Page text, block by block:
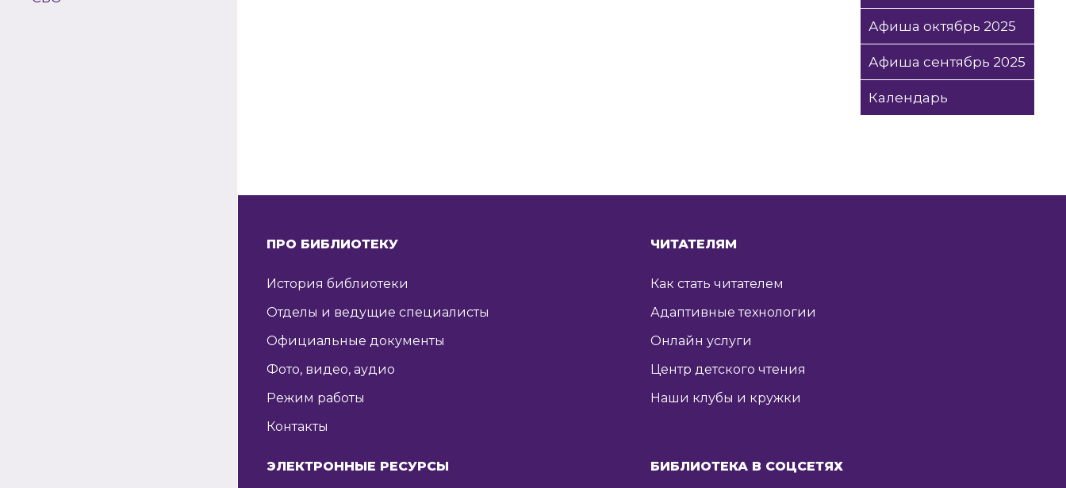
Афиша октябрь 2025
Афиша сентябрь 2025
Календарь
ПРО БИБЛИОТЕКУ
История библиотеки
Отделы и ведущие специалисты
Официальные документы
Фото, видео, аудио
Режим работы
Контакты
ЧИТАТЕЛЯМ
Как стать читателем
Адаптивные технологии
Онлайн услуги
Центр детского чтения
Наши клубы и кружки
ЭЛЕКТРОННЫЕ РЕСУРСЫ БИБЛИОТЕКА В СОЦСЕТЯХ